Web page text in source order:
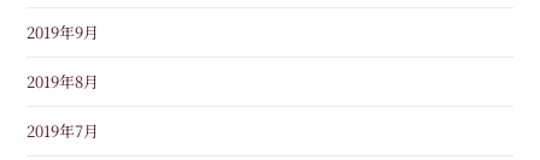
2019年9月
2019年8月
2019年7月